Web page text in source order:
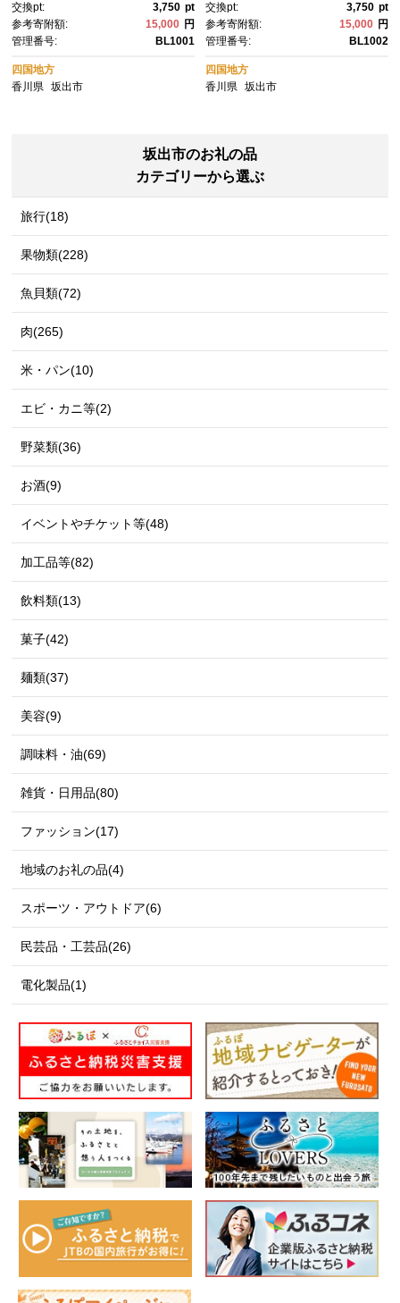
るさと 納税 返礼品 お取り寄
せ 取り寄せ グルメ 柑橘 スイー
ツ お菓子 スィーツ スウィー
ツ おかし フルーツ大福 大福 だ
いふく
交換pt: 3,750 pt
参考寄附額:
15,000 円
管理番号:
BL1001
四国地方
香川県
坂出市
と 納税 返礼品 お取り寄せ 取り
寄せ グルメ 柑橘 スイーツ お菓
子 スィーツ スウィーツ おか
し フルーツ大福 大福 だいふく
交換pt: 3,750 pt
参考寄附額:
15,000 円
管理番号:
BL1002
四国地方
香川県 坂出市
坂出市のお礼の品
カテゴリーから選ぶ
旅行(18)
果物類(228)
魚貝類(72)
肉(265)
米・パン(10)
エビ・カニ等(2)
野菜類(36)
お酒(9)
イベントやチケット等(48)
加工品等(82)
飲料類(13)
菓子(42)
麺類(37)
美容(9)
調味料・油(69)
雑貨・日用品(80)
ファッション(17)
地域のお礼の品(4)
スポーツ・アウトドア(6)
民芸品・工芸品(26)
電化製品(1)